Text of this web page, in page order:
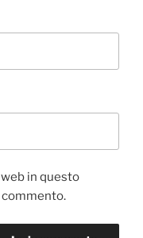
in questo